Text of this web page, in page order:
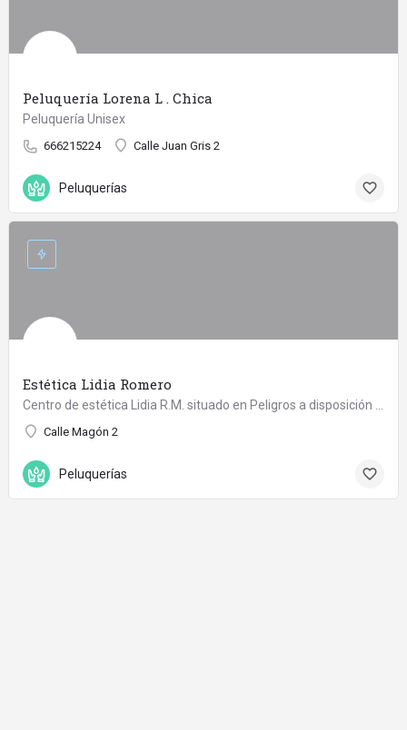
Peluquería Lorena L . Chica
Peluquería Unisex
666215224 Calle Juan Gris 2
Peluquerías
Estética Lidia Romero
Calle Magón 2
Peluquerías